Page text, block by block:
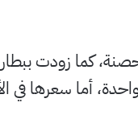
المركبة بمحركات كهربائية بعزم 184 و204
كلم بالشحنة الواحدة، أما